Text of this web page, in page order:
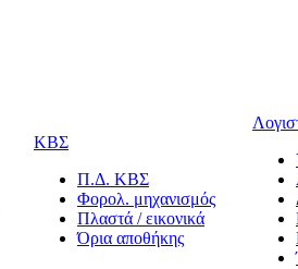
ΚΒΣ
Π.Δ. ΚΒΣ
Φορολ. μηχανισμός
Πλαστά / εικονικά
Όρια αποθήκης